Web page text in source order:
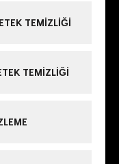
TEMIZLIĞI
TEMIZLIĞI